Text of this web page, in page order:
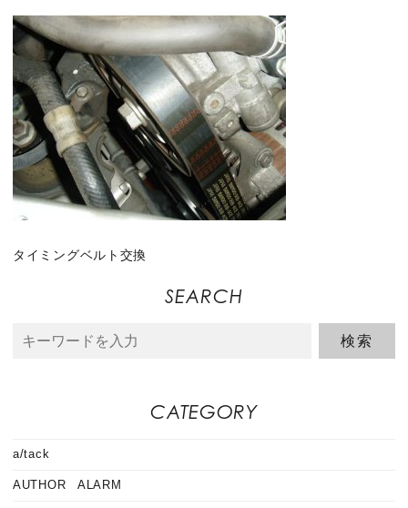
タイミングベルト交換
SEARCH
CATEGORY
a/tack
AUTHOR ALARM